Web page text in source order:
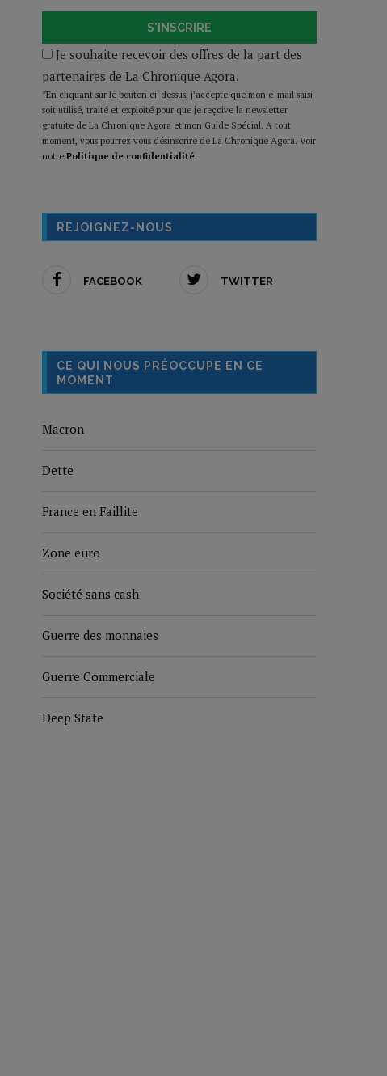
S'INSCRIRE
Je souhaite recevoir des offres de la part des
partenaires de La Chronique Agora.
*En cliquant sur le bouton ci-dessus, j’accepte que mon e-mail saisi
soit utilisé, traité et exploité pour que je reçoive la newsletter
gratuite de La Chronique Agora et mon Guide Spécial. A tout
moment, vous pourrez vous désinscrire de La Chronique Agora. Voir
notre Politique de confidentialité.
REJOIGNEZ-NOUS
FACEBOOK TWITTER
CE QUI NOUS PRÉOCCUPE EN CE
MOMENT
Macron
Dette
France en Faillite
Zone euro
Société sans cash
Guerre des monnaies
Guerre Commerciale
Deep State